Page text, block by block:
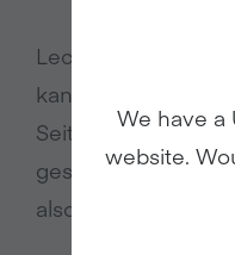
Leckere und
kannst du sowohl
Seitan zaubern –
gesunden
also einfach durch!
We have a
website.